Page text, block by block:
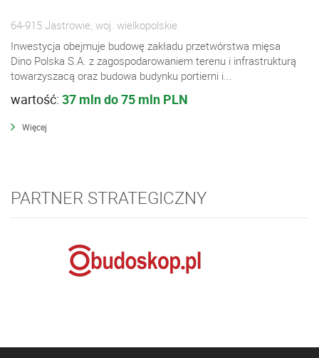
64-915 Jastrowie, woj. wielkopolskie
Inwestycja obejmuje budowę zakładu przetwórstwa mięsa
Dino Polska S.A. z zagospodarowaniem terenu i infrastrukturą
towarzyszacą oraz budowa budynku portierni i...
wartość: 37 mln do 75 mln PLN
Więcej
PARTNER STRATEGICZNY